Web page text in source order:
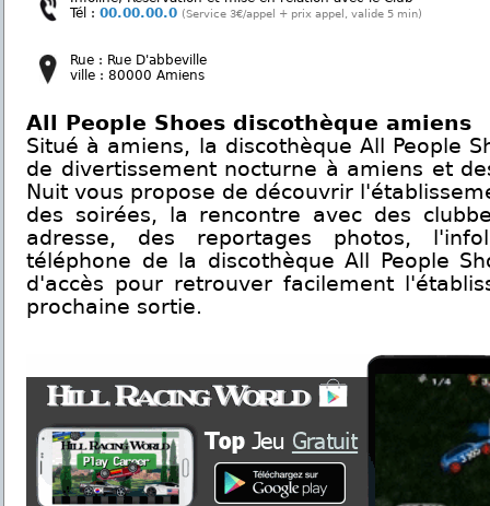
Tél : 00.00.00.0 (Service 3€/appel + prix appel, valide 5 min)
Rue : Rue D'abbeville
ville : 80000 Amiens
All People Shoes discothèque amiens
Situé à amiens, la discothèque All People
de divertissement nocturne à amiens et
Nuit vous propose de découvrir
des soirées, la rencontre avec des
adresse, des reportages photos,
téléphone de la discothèque All People
d'accès pour retrouver facilement
prochaine sortie.